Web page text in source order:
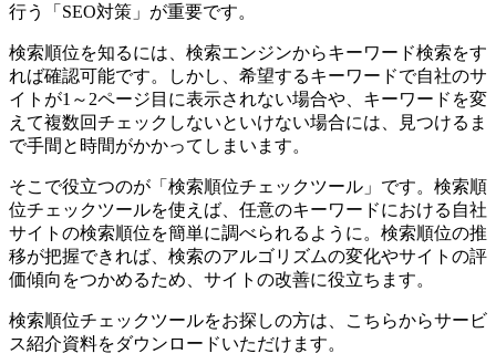
行う「SEO対策」が重要です。
検索順位を知るには、検索エンジンからキーワード検索をす
れば確認可能です。しかし、希望するキーワードで自社のサ
イトが1～2ページ目に表示されない場合や、キーワードを変
えて複数回チェックしないといけない場合には、見つけるま
で手間と時間がかかってしまいます。
そこで役立つのが「検索順位チェックツール」です。検索順
位チェックツールを使えば、任意のキーワードにおける自社
サイトの検索順位を簡単に調べられるように。検索順位の推
移が把握できれば、検索のアルゴリズムの変化やサイトの評
価傾向をつかめるため、サイトの改善に役立ちます。
検索順位チェックツールをお探しの方は、こちらからサービ
ス紹介資料をダウンロードいただけます。